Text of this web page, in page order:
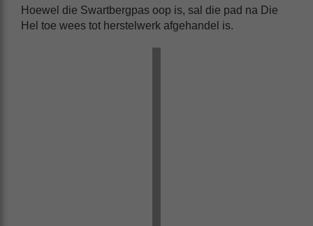
Hoewel die Swartbergpas oop is, sal die pad na Die
Hel toe wees tot herstelwerk afgehandel is.